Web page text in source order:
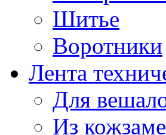
Шитье
Воротники
Лента
Для
Из